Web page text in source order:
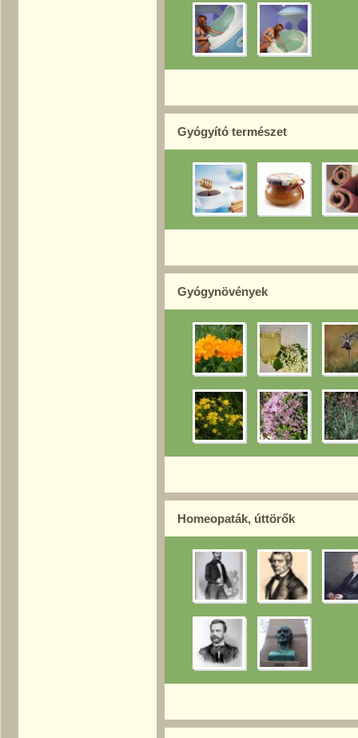
Gyógyító természet
Gyógynövények
Homeopaták, úttörők